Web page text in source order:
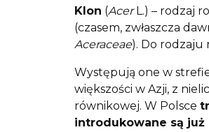
Klon (AcerL.) – rodzaj
(czasem, zwłaszcza
Aceraceae). Do rodzaju
Występują one w
większości w Azji, z
równikowej. W Polsce
introdukowane są